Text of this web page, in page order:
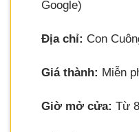
Google)
Địa chỉ: Con
Giá thành: Miễn
Giờ mở cửa: Từ